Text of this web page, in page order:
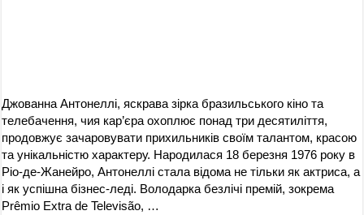
Джованна Антонеллі, яскрава зірка бразильського кіно та
телебачення, чия кар’єра охоплює понад три десятиліття,
продовжує зачаровувати прихильників своїм талантом, красою
та унікальністю характеру. Народилася 18 березня 1976 року в
Ріо-де-Жанейро, Антонеллі стала відома не тільки як актриса, а
і як успішна бізнес-леді. Володарка безлічі премій, зокрема
Prêmio Extra de Televisão, …